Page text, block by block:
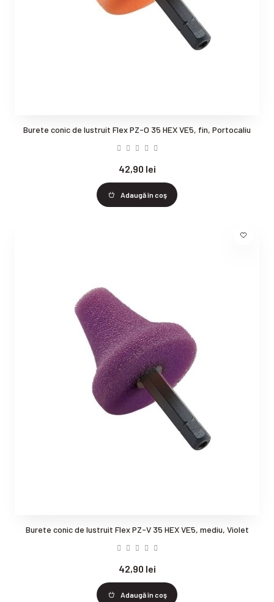
Burete conic de lustruit Flex PZ-O 35 HEX VE5, fin, Portocaliu
42,90 lei
Adaugă în coş
Burete conic de lustruit Flex PZ-V 35 HEX VE5, mediu, Violet
42,90 lei
Adaugă în coş